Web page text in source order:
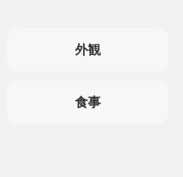
外観
食事